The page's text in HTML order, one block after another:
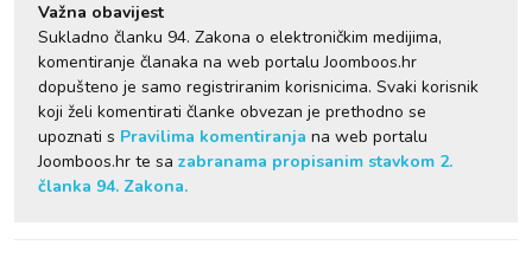
Važna obavijest
Sukladno članku 94. Zakona o elektroničkim medijima,
komentiranje članaka na web portalu Joomboos.hr
dopušteno je samo registriranim korisnicima. Svaki korisnik
koji želi komentirati članke obvezan je prethodno se
upoznati s Pravilima komentiranja na web portalu
Joomboos.hr te sa zabranama propisanim stavkom 2.
članka 94. Zakona.